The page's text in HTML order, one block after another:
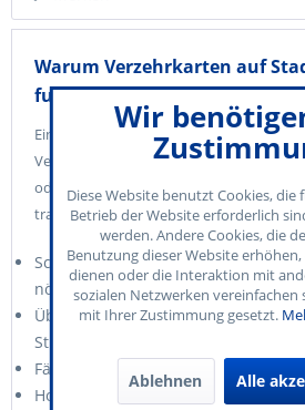
Warum Verzehrkarten auf
funktionieren
Ein großes Fest braucht einfache
Verzehrkarten helfen Ihnen dabei,
oder Aktionsständen zu beschleunigen
transparent zu gestalten. Ihre Vorteile
Schnelle & einfache Abwicklung –
nötig
Übersichtliche Preisgestaltung
Stückelung
Fälschungssichere Produktion auf
Hochwertiger Kartondruck,
Wir
Diese Website benutzt Cookies, die
Betrieb der Website erforderlich
werden. Andere Cookies, die
Benutzung dieser Website
dienen oder die Interaktion mit
sozialen Netzwerken vereinfachen
mit Ihrer Zustimmung gesetzt.
Ablehnen Alle